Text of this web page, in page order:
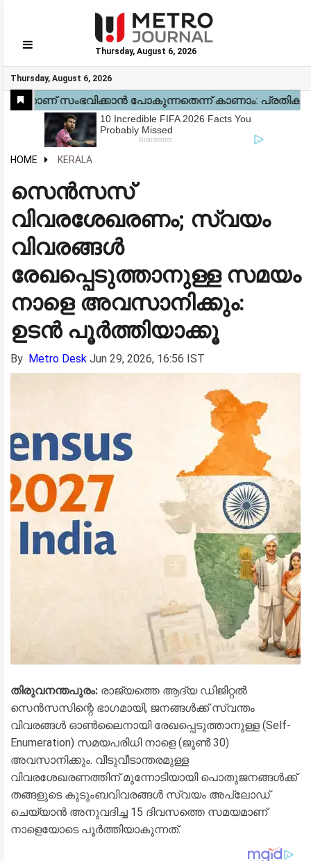
Thursday, August 6, 2026
Thursday, August 6, 2026
GO
Home
Kerala
National
Gulf
World
Sports
Movies
Health
Automobile
Travel
Education
Novel
Business
Technology
Webstory
HOME KERALA
സെൻസസ്
വിവരശേഖരണം; സ്വയം
വിവരങ്ങൾ
രേഖപ്പെടുത്താനുള്ള സമയം
നാളെ അവസാനിക്കും:
ഉടൻ പൂർത്തിയാക്കൂ
By Metro Desk Jun 29, 2026, 16:56 IST
തിരുവനന്തപുരം: രാജ്യത്തെ ആദ്യ ഡിജിറ്റൽ
സെൻസസിന്റെ ഭാഗമായി, ജനങ്ങൾക്ക് സ്വന്തം
വിവരങ്ങൾ ഓൺലൈനായി രേഖപ്പെടുത്താനുള്ള (Self-
Enumeration) സമയപരിധി നാളെ (ജൂൺ 30)
അവസാനിക്കും. വീടുവീടാന്തരമുള്ള
വിവരശേഖരണത്തിന് മുന്നോടിയായി പൊതുജനങ്ങൾക്ക്
തങ്ങളുടെ കുടുംബവിവരങ്ങൾ സ്വയം അപ്‌ലോഡ്
ചെയ്യാൻ അനുവദിച്ച 15 ദിവസത്തെ സമയമാണ്
നാളെയോടെ പൂർത്തിയാകുന്നത്.